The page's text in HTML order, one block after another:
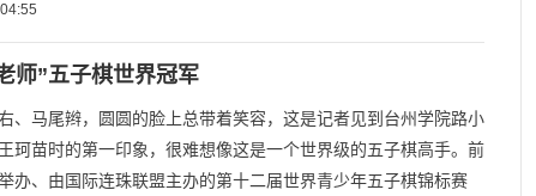
师”五子棋世界冠军
、马尾辫，圆圆的脸上总带着笑容，这是记者见到台州学院路小
珂苗时的第一印象，很难想像这是一个世界级的五子棋高手。前
办、由国际连珠联盟主办的第十二届世界青少年五子棋锦标赛